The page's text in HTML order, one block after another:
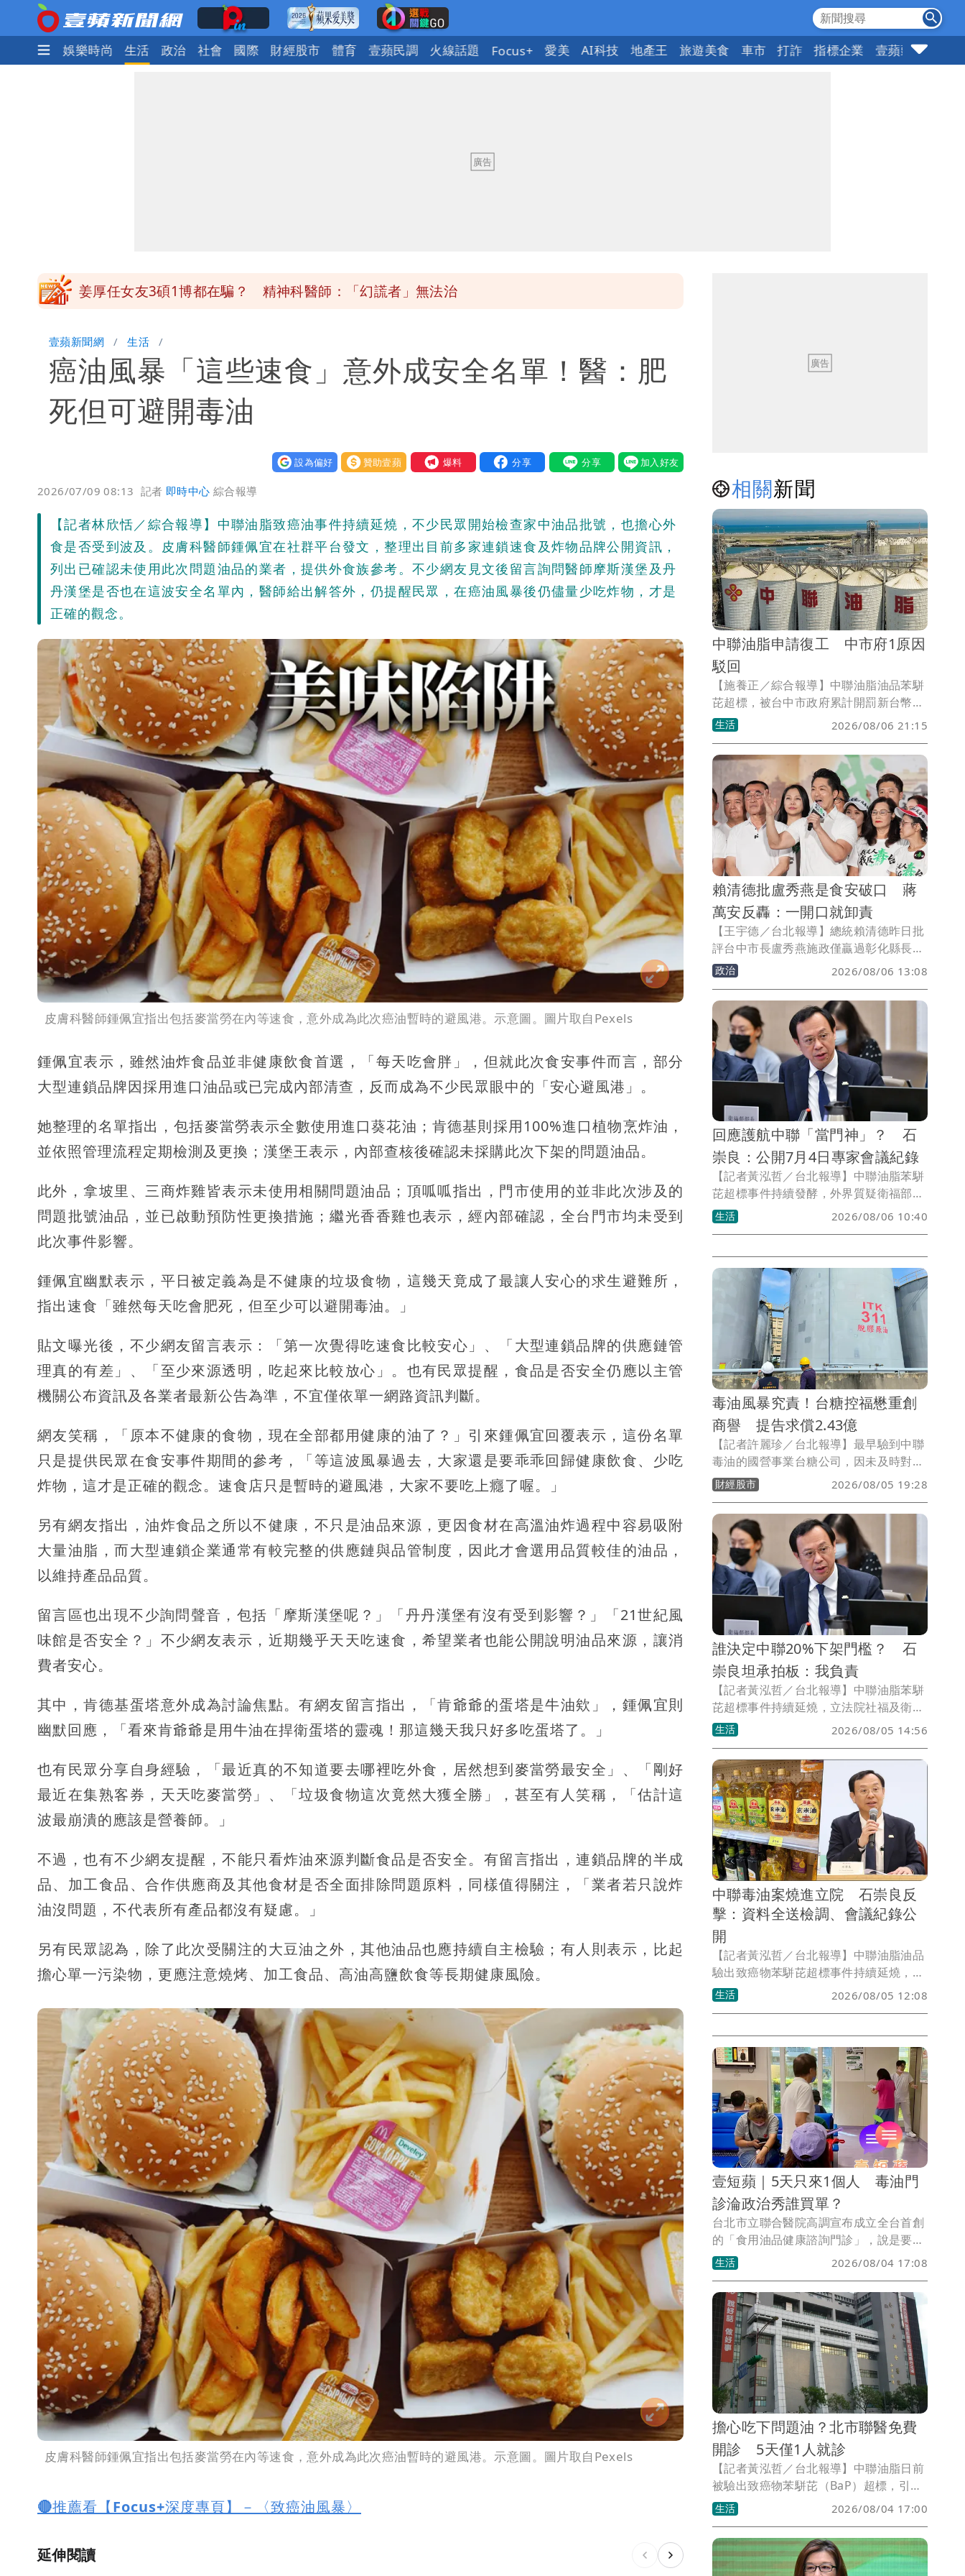
熱門 娛樂時尚 生活 政治 社會 國際 財經股市 體育 壹蘋民調 火線話題 Focus+ 愛美 AI科技 地產王 旅遊美食 車市 打詐 指標企業 壹蘋頭家
姜厚任女友3碩1博都在騙？ 精神科醫師：「幻謊者」無法治
離核戰更近？美軍擬鬆綁川普動用戰術性核武
有人利用「上人」掏空慈濟？ 張景森提2建議：這是保護慈濟
壹蘋新聞網 生活
癌油風暴「這些速食」意外成安全名單！醫：肥
死但可避開毒油
設為偏好 贊助壹蘋 我要爆料
2026/07/09 08:13 記者 即時中心 綜合報導
【記者林欣恬／綜合報導】中聯油脂致癌油事件持續延燒，不少民眾開始檢查家中油品批號，也擔心外
食是否受到波及。皮膚科醫師鍾佩宜在社群平台發文，整理出目前多家連鎖速食及炸物品牌公開資訊，
列出已確認未使用此次問題油品的業者，提供外食族參考。不少網友見文後留言詢問醫師摩斯漢堡及丹
丹漢堡是否也在這波安全名單內，醫師給出解答外，仍提醒民眾，在癌油風暴後仍儘量少吃炸物，才是
正確的觀念。
皮膚科醫師鍾佩宜指出包括麥當勞在內等速食，意外成為此次癌油暫時的避風港。示意圖。圖片取自Pexels
鍾佩宜表示，雖然油炸食品並非健康飲食首選，「每天吃會胖」，但就此次食安事件而言，部分
大型連鎖品牌因採用進口油品或已完成內部清查，反而成為不少民眾眼中的「安心避風港」。
她整理的名單指出，包括麥當勞表示全數使用進口葵花油；肯德基則採用100%進口植物烹炸油，
並依照管理流程定期檢測及更換；漢堡王表示，內部查核後確認未採購此次下架的問題油品。
此外，拿坡里、三商炸雞皆表示未使用相關問題油品；頂呱呱指出，門市使用的並非此次涉及的
問題批號油品，並已啟動預防性更換措施；繼光香香雞也表示，經內部確認，全台門市均未受到
此次事件影響。
鍾佩宜幽默表示，平日被定義為是不健康的垃圾食物，這幾天竟成了最讓人安心的求生避難所，
指出速食「雖然每天吃會肥死，但至少可以避開毒油。」
貼文曝光後，不少網友留言表示：「第一次覺得吃速食比較安心」、「大型連鎖品牌的供應鏈管
理真的有差」、「至少來源透明，吃起來比較放心」。也有民眾提醒，食品是否安全仍應以主管
機關公布資訊及各業者最新公告為準，不宜僅依單一網路資訊判斷。
網友笑稱，「原本不健康的食物，現在全部都用健康的油了？」引來鍾佩宜回覆表示，這份名單
只是提供民眾在食安事件期間的參考，「等這波風暴過去，大家還是要乖乖回歸健康飲食、少吃
炸物，這才是正確的觀念。速食店只是暫時的避風港，大家不要吃上癮了喔。」
另有網友指出，油炸食品之所以不健康，不只是油品來源，更因食材在高溫油炸過程中容易吸附
大量油脂，而大型連鎖企業通常有較完整的供應鏈與品管制度，因此才會選用品質較佳的油品，
以維持產品品質。
留言區也出現不少詢問聲音，包括「摩斯漢堡呢？」「丹丹漢堡有沒有受到影響？」「21世紀風
味館是否安全？」不少網友表示，近期幾乎天天吃速食，希望業者也能公開說明油品來源，讓消
費者安心。
其中，肯德基蛋塔意外成為討論焦點。有網友留言指出，「肯爺爺的蛋塔是牛油欸」，鍾佩宜則
幽默回應，「看來肯爺爺是用牛油在捍衛蛋塔的靈魂！那這幾天我只好多吃蛋塔了。」
也有民眾分享自身經驗，「最近真的不知道要去哪裡吃外食，居然想到麥當勞最安全」、「剛好
最近在集熟客券，天天吃麥當勞」、「垃圾食物這次竟然大獲全勝」，甚至有人笑稱，「估計這
波最崩潰的應該是營養師。」
不過，也有不少網友提醒，不能只看炸油來源判斷食品是否安全。有留言指出，連鎖品牌的半成
品、加工食品、合作供應商及其他食材是否全面排除問題原料，同樣值得關注，「業者若只說炸
油沒問題，不代表所有產品都沒有疑慮。」
另有民眾認為，除了此次受關注的大豆油之外，其他油品也應持續自主檢驗；有人則表示，比起
擔心單一污染物，更應注意燒烤、加工食品、高油高鹽飲食等長期健康風險。
皮膚科醫師鍾佩宜指出包括麥當勞在內等速食，意外成為此次癌油暫時的避風港。示意圖。圖片取自Pexels
🔴推薦看【Focus+深度專頁】－〈致癌油風暴〉
延伸閱讀
相關新聞
中聯油脂申請復工 中市府1原因
駁回
【施養正／綜合報導】中聯油脂油品苯駢
芘超標，被台中市政府累計開罰新台幣
600萬元並勒令停工。中聯公司於7月31
日提出復工申請，市府於8月5日依法駁
回。台中市政府強調，在各項風險獲得有
效控制前，絕不同意復工。
生活 2026/08/06 21:15
賴清德批盧秀燕是食安破口 蔣
萬安反轟：一開口就卸責
【王宇德／台北報導】總統賴清德昨日批
評台中市長盧秀燕施政僅贏過彰化縣長，
還指台中是「食安破口」。台北市長蔣萬
安今（6）日重砲回擊，質疑賴清德「神
隱一個多月，一出來講話就是推卸責
任」，並要求中央針對毒油事件說清楚、
負起責任。
政治 2026/08/06 13:08
回應護航中聯「當門神」？ 石
崇良：公開7月4日專家會議紀錄
【記者黃泓哲／台北報導】中聯油脂苯駢
芘超標事件持續發酵，外界質疑衛福部處
理過程不夠透明。立法院社福及衛環委員
會通過提案，要求公開7月4日專家會議紀
示，相關錄音、影音與文件資料先前已全
數送交檢調機關調查，為了回應外界質
疑，衛福部將公開所有會議紀錄，讓社會
了解當時決策過程，釐清相關爭議。
生活 2026/08/06 10:40
毒油風暴究責！台糖控福懋重創
商譽 提告求償2.43億
【記者許麗珍／台北報導】最早驗到中聯
毒油的國營事業台糖公司，因未及時對外
揭露引發批評。台糖公司今（5日）表
示，今年5月向福懋公司購買的粗油，針
對福懋公司提供來自中聯公司的粗油油
源，造成台糖商譽受損、商品下架，沙拉
油商品損失至少有2.43億元，且遭外界指
出油品有問題，對此將研議提出告訴以正
視聽，盼外界勿以訛傳訛。
財經股市 2026/08/05 19:28
誰決定中聯20%下架門檻？ 石
崇良坦承拍板：我負責
【記者黃泓哲／台北報導】中聯油脂苯駢
芘超標事件持續延燒，立法院社福及衛環
委員會針對問題油品流向及下架標準展開
攻防。其中，使用問題油品含量達20%的
食品必須下架的決策過程，成為朝野立委
追問焦點。衛福部長石崇良在備詢時表
示，相關標準是依據專家會議討論結果訂
定，但當被問到究竟是誰拍板時，他也明
確表示：「這個我負責，沒有問題。」並
進一步承認，20%下架標準最終由他決
定。
生活 2026/08/05 14:56
中聯毒油案燒進立院 石崇良反
擊：資料全送檢調、會議紀錄公
開
【記者黃泓哲／台北報導】中聯油脂油品
驗出致癌物苯駢芘超標事件持續延燒，外
界質疑衛福部食藥署7月4日召開的專家會
議程序是否妥當。衛福部長石崇良在立法
檢調機關調查，希望釐清外界爭議、還原
事實，同時承諾將公開7月4日專家會議的
完整紀錄，讓外界了解當天討論過程與決
策依據。
生活 2026/08/05 12:08
壹短蘋｜5天只來1個人 毒油門
診淪政治秀誰買單？
台北市立聯合醫院高調宣布成立全台首創
的「食用油品健康諮詢門診」，說是要協
助民眾了解中聯油脂苯駢芘超標事件可能
帶來的健康風險。然而，門診開設不到一
週，截至8月3日下午，竟然只有1人掛
號。這個數字不只是尷尬，更像是一記響
亮耳光，狠狠打在決策者臉上。
生活 2026/08/04 17:08
擔心吃下問題油？北市聯醫免費
開診 5天僅1人就診
【記者黃泓哲／台北報導】中聯油脂日前
被驗出致癌物苯駢芘（BaP）超標，引發
民眾擔憂是否吃下問題油品、影響健康。
為回應外界疑慮，台北市立聯合醫院全台
首創設立「食用油品健康諮詢門診」，自
7月30日起開放民眾預約，希望透過專業
醫療團隊提供健康評估與諮詢服務，但統
生活 2026/08/04 17:00